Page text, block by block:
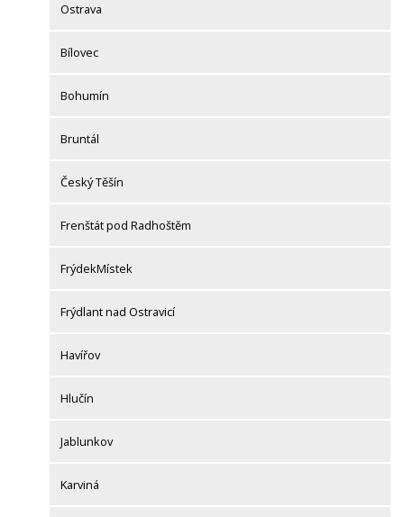
Ostrava
Bílovec
Bohumín
Bruntál
Český Těšín
Frenštát pod Radhoštěm
FrýdekMístek
Frýdlant nad Ostravicí
Havířov
Hlučín
Jablunkov
Karviná